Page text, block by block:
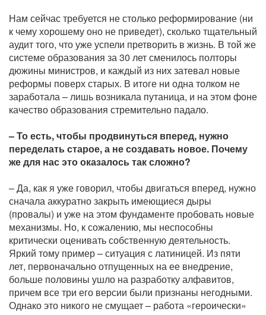
Нам сейчас требуется не столько реформирование (ни
к чему хорошему оно не приведет), сколько тщательный
аудит того, что уже успели претворить в жизнь. В той же
системе образования за 30 лет сменилось полторы
дюжины министров, и каждый из них затевал новые
реформы поверх старых. В итоге ни одна толком не
заработала – лишь возникала путаница, и на этом фоне
качество образования стремительно падало.
– То есть, чтобы продвинуться вперед, нужно
переделать старое, а не создавать новое. Почему
же для нас это оказалось так сложно?
– Да, как я уже говорил, чтобы двигаться вперед, нужно
сначала аккуратно закрыть имеющиеся дыры
(провалы) и уже на этом фундаменте пробовать новые
механизмы. Но, к сожалению, мы неспособны
критически оценивать собственную деятельность.
Яркий тому пример – ситуация с латиницей. Из пяти
лет, первоначально отпущенных на ее внедрение,
больше половины ушло на разработку алфавитов,
причем все три его версии были признаны негодными.
Однако это никого не смущает – работа «героически»